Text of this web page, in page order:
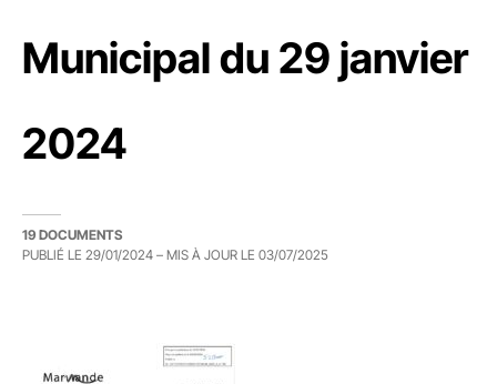
Municipal du 29 janvier
2024
19 DOCUMENTS
PUBLIÉ LE 29/01/2024 – MIS À JOUR LE 03/07/2025